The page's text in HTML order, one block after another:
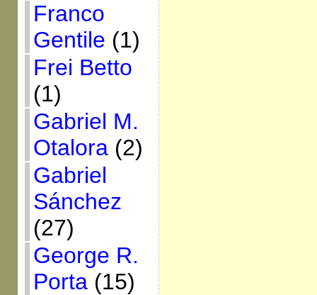
Franco
Gentile (1)
Frei Betto
(1)
Gabriel M.
Otalora(2)
Gabriel
Sánchez
(27)
George R.
Porta(15)